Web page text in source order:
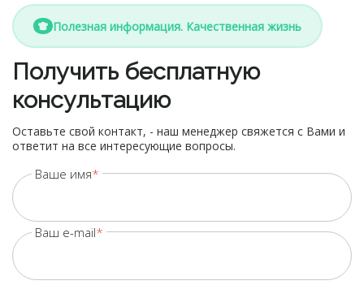
Полезная информация. Качественная жизнь
Получить бесплатную
консультацию
Оставьте свой контакт, - наш менеджер свяжется с Вами и
ответит на все интересующие вопросы.
Ваше имя
Ваш e-mail